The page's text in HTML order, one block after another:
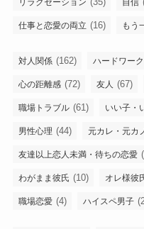
リラクセーション 自信
仕事と恋愛の両立 (16) もう
対人関係 (162) ハードワーク
心の距離感 (72) 友人 (67)
職場トラブル (61) いい子・
男性心理 (44) 元カレ・元カ
友達以上恋人未満・待ちの恋愛
わがまま彼氏 (10) オレ様彼
職場恋愛 (4) ハイスペ男子